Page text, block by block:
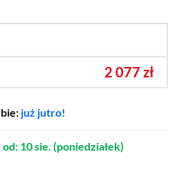
2 077 zł
już jutro!
od: 10 sie. (poniedziałek)